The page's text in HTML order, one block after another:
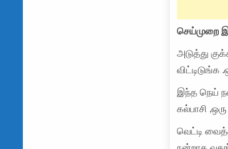
செய்முறை
அடுத்து
விட்டிடுங்க
இந்த நெய்
கல்பாசி
வெட்டி